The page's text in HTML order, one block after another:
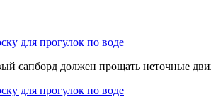
для прогулок по воде
сапборд должен прощать неточные
для прогулок по воде